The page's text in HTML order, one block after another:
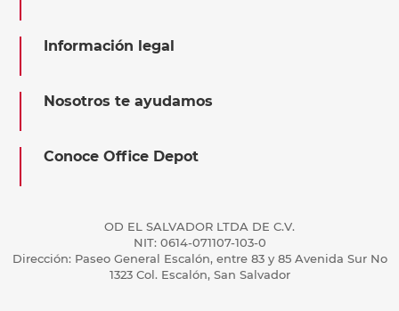
Información legal
Nosotros te ayudamos
Conoce Office Depot
OD EL SALVADOR LTDA DE C.V.
NIT: 0614-071107-103-0
Dirección: Paseo General Escalón, entre 83 y 85 Avenida Sur No
1323 Col. Escalón, San Salvador